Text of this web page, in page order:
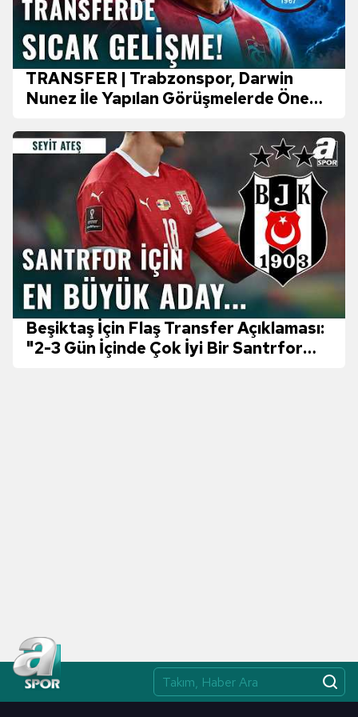
verileriniz işlenmekte olup gerekli olan çerezler bilgi
toplumu hizmetlerinin sunulması amacıyla
kullanılmaktadır. Diğer çerezler, sitemizin daha işlevsel
kılınması ve kişiselleştirilmesi ve sizlere yönelik
reklam/pazarlama faaliyetlerinin yapılması, amaçlarıyla
sınırlı olarak açık rızanız dahilinde kullanılacaktır.
Çerezlere ilişkin tercihlerinizi aşağıda yer alan panel
vasıtasıyla belirleyebilirsiniz. Çerezlere ilişkin detaylı bilgi
için Ayarlar butonuna tıklayabilir,Çerez Bilgilendirme
ziyaret edebilirsiniz.
6698 sayılı Kişisel Verilerin Korunması Kanunu uyarınca
hazırlanmış Aydınlatma Metnimizi okumak ve sitemizde
ilgili mevzuata uygun olarak kullanılan çerezlerle ilgili bilgi
almak için lütfentıklayınız.
TRANSFER | Trabzonspor, Darwin
Nunez İle Yapılan Görüşmelerde Önemli
Beşiktaş İçin Flaş Transfer Açıklaması:
"2-3 Gün İçinde Çok İyi Bir Santrfor